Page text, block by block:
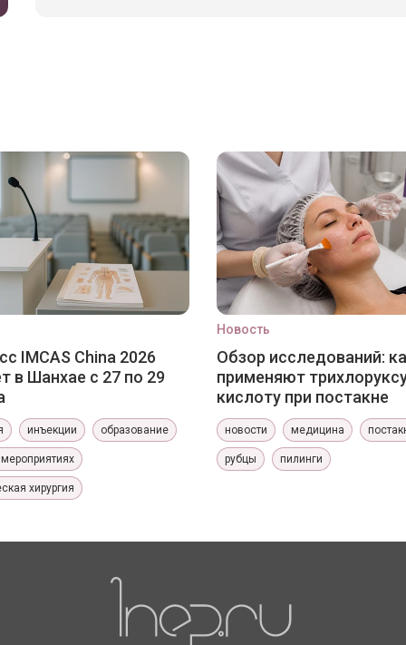
IMCAS China 2026
в Шанхае с 27 по 29
инъекции образование
хирургия
Новость
Обзор исследований:
применяют
кислоту при постакне
новости медицина
рубцы пилинги